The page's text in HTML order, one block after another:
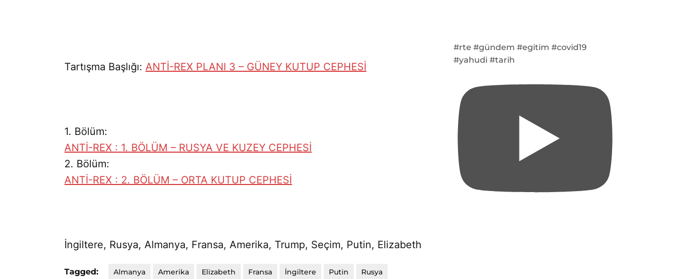
Tartışma Başlığı:ANTİ-REX PLANI 3 – GÜNEY KUTUP CEPHESİ
1. Bölüm:
ANTİ-REX : 1. BÖLÜM – RUSYA VE KUZEY CEPHESİ
2. Bölüm:
ANTİ-REX : 2. BÖLÜM – ORTA KUTUP CEPHESİ
İngiltere, Rusya, Almanya, Fransa, Amerika, Trump, Seçim, Putin, Elizabeth
Tagged: Almanya Amerika Elizabeth Fransa İngiltere Putin Rusya
#rte #gündem #egitim #covid19
#yahudi #tarih